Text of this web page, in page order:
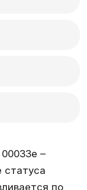
–
статуса
по